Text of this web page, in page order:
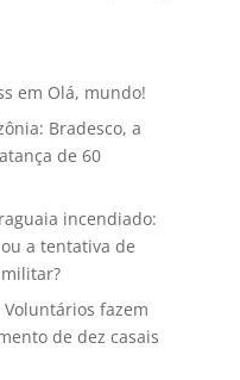
em Olá, mundo!
Bradesco, a
de 60
incendiado:
a tentativa de
Voluntários fazem
de dez casais